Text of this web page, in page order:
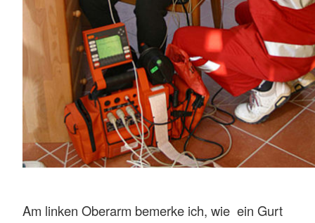
Am linken Oberarm bemerke ich, wie ein Gurt